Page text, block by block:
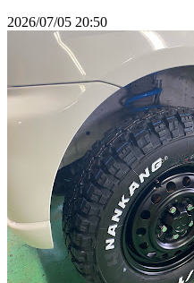
2026/07/05 20:50